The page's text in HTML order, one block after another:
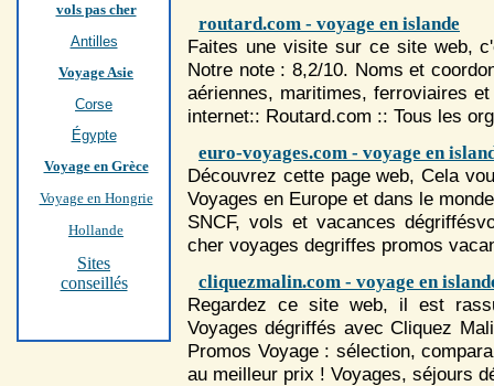
vols pas cher
Antilles
Voyage Asie
Corse
Égypte
Voyage en Grèce
Voyage en Hongrie
Hollande
Sites
conseillés
routard.com - voyage en islande
Faites une visite sur ce site web,
Notre note : 8,2/10. Noms et
aériennes, maritimes, ferroviaires
internet:: Routard.com :: Tous les
euro-voyages.com - voyage en
Découvrez cette page web, Cela
Voyages en Europe et dans le
SNCF, vols et vacances
cher voyages degriffes promos
cliquezmalin.com - voyage en
Regardez ce site web, il est
Voyages dégriffés avec Cliquez
Promos Voyage: sélection,
au meilleur prix ! Voyages, séjours